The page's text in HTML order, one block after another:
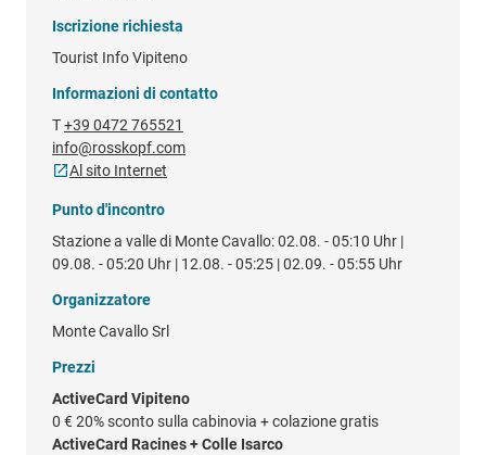
Iscrizione richiesta
Tourist Info Vipiteno
Informazioni di contatto
T+39 0472 765521
info@rosskopf.com
Al sito Internet
Punto d'incontro
Stazione a valle di Monte Cavallo: 02.08. - 05:10 Uhr |
09.08. - 05:20 Uhr | 12.08. - 05:25 | 02.09. - 05:55 Uhr
Organizzatore
Monte Cavallo Srl
Prezzi
ActiveCard Vipiteno
0 € 20% sconto sulla cabinovia + colazione gratis
ActiveCard Racines + Colle Isarco